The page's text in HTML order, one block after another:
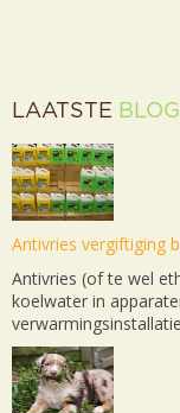
LAATSTE
Antivries vergiftiging
Antivries (of te wel
koelwater in